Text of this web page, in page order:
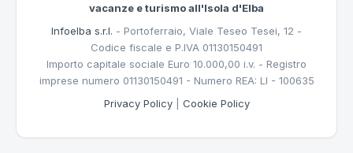
vacanze e turismo all'Isola d'Elba
Infoelba s.r.l. - Portoferraio, Viale Teseo Tesei, 12 -
Codice fiscale e P.IVA 01130150491
Importo capitale sociale Euro 10.000,00 i.v. - Registro
imprese numero 01130150491 - Numero REA: LI - 100635
Privacy Policy| Cookie Policy